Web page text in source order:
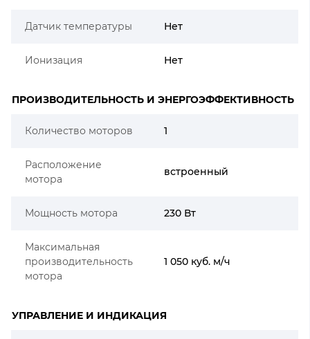
Датчик температуры Нет
Ионизация Нет
ПРОИЗВОДИТЕЛЬНОСТЬ И ЭНЕРГОЭФФЕКТИВНОСТЬ
Количество моторов 1
Расположение
мотора
встроенный
Мощность мотора 230 Вт
Максимальная
производительность
мотора
1 050 куб. м/ч
УПРАВЛЕНИЕ И ИНДИКАЦИЯ